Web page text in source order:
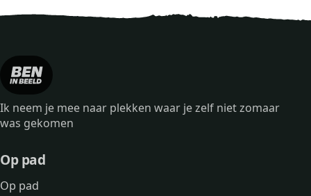
Ik neem je mee naar plekken waar je zelf niet zomaar
was gekomen
Op pad
Op pad